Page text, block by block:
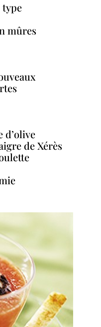
type
mûres
d’olive
de Xérès